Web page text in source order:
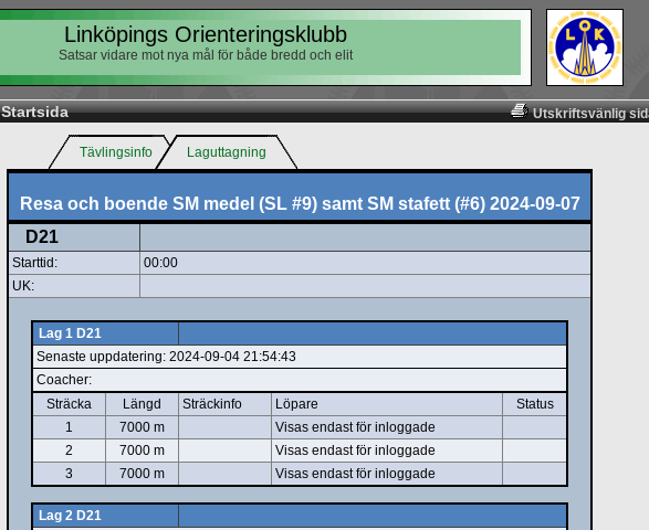
Linköpings Orienteringsklubb
Satsar vidare mot nya mål för både bredd och elit
Utskriftsvänlig
Startsida
Tävlingsinfo Laguttagning
Resa och boende SM medel (SL #9) samt SM stafett (#6) 2024-09-07
D21
Starttid:
00:00
UK:
Lag 1 D21
Senaste uppdatering: 2024-09-04 21:54:43
Coacher:
Sträcka
Längd Sträckinfo Löpare
Status
1
7000 m
Visas endast för inloggade
2
7000 m
Visas endast för inloggade
3
7000 m Visas endast för inloggade
Lag 2 D21